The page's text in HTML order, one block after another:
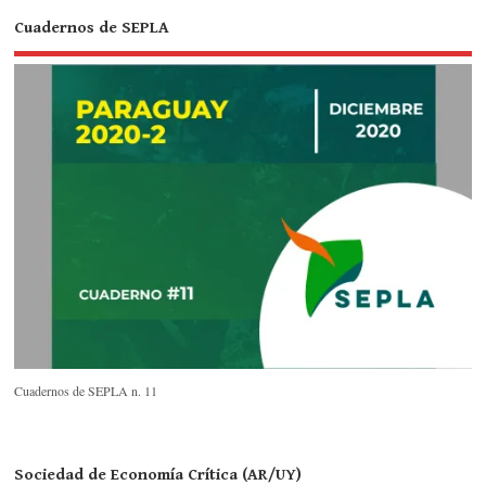
Cuadernos de SEPLA
Cuadernos de SEPLA n. 11
Sociedad de Economía Crítica (AR/UY)